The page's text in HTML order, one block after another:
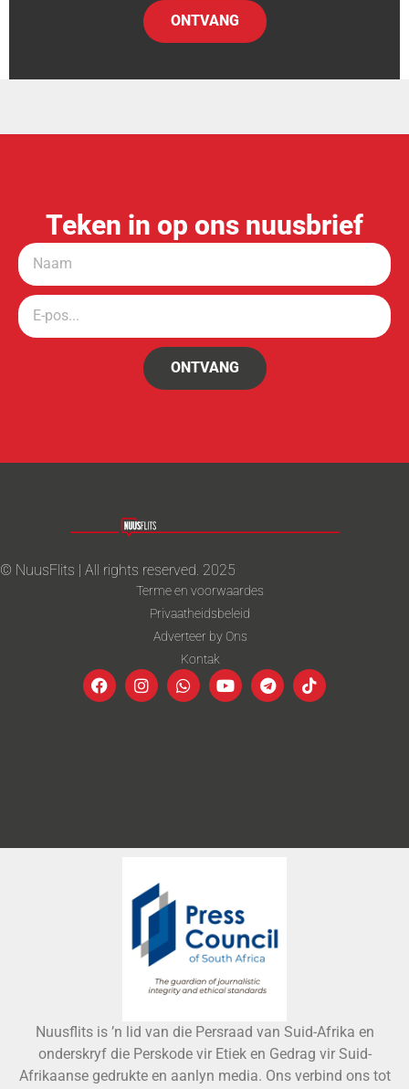
ONTVANG
Teken in op ons nuusbrief
ONTVANG
© NuusFlits | All rights reserved. 2025
Terme en voorwaardes
Privaatheidsbeleid
Adverteer by Ons
Kontak
Nuusflits is ’n lid van die Persraad van Suid-Afrika en
onderskryf die Perskode vir Etiek en Gedrag vir Suid-
Afrikaanse gedrukte en aanlyn media. Ons verbind ons tot